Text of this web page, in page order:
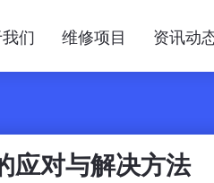
们 维修项目 资讯动
应对与解决方法